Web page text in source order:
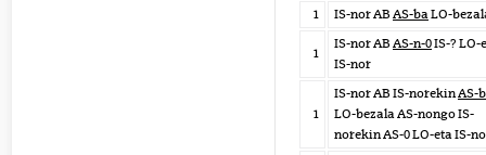
1
IS-nor AB AS-baLO-
1
IS-nor AB AS-n-0IS-? LO-
IS-nor
1
IS-nor AB IS-norekinAS-
LO-bezala AS-nongo IS-
norekin AS-0 LO-eta IS-